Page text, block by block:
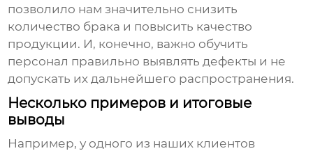
позволило нам значительно снизить
количество брака и повысить качество
продукции. И, конечно, важно обучить
персонал правильно выявлять дефекты и не
допускать их дальнейшего распространения.
Несколько примеров и итоговые
выводы
Например, у одного из наших клиентов